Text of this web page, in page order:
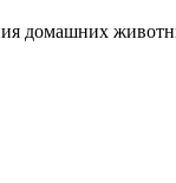
домашних